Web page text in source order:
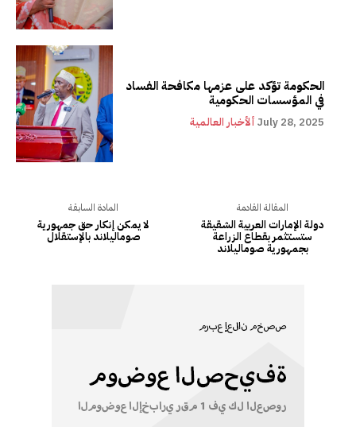
الحكومة تؤكد على عزمها مكافحة الفساد
في المؤسسات الحكومية
ألأخبار العالمية July 28, 2025
المادة السابقة
لا يمكن إنكار حق جمهورية
صوماليلاند بالإستقلال
المقالة القادمة
دولة الإمارات العربية الشقيقة
ستستثمر بقطاع الزراعة
بجمهورية صوماليلاند